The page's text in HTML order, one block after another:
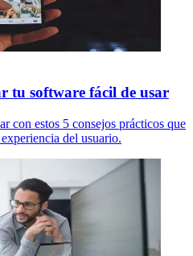
tu software fácil de usar
con estos 5 consejos prácticos que
del usuario.